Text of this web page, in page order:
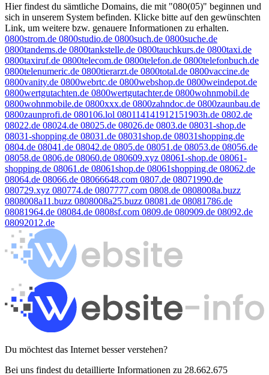
Hier findest du sämtliche Domains, die mit "080(05)" beginnen und
sich in unserem System befinden. Klicke bitte auf den gewünschten
Link, um weitere bzw. genauere Informationen zu erhalten.
0800strom.de 0800studio.de 0800such.de 0800suche.de
0800tandems.de 0800tankstelle.de 0800tauchkurs.de 0800taxi.de
0800taxiruf.de 0800telecom.de 0800telefon.de 0800telefonbuch.de
0800telenumeric.de 0800tierarzt.de 0800total.de 0800vaccine.de
0800vanity.de 0800webrtc.de 0800webshop.de 0800weindepot.de
0800wertgutachten.de 0800wertgutachter.de 0800wohnmobil.de
0800wohnmobile.de 0800xxx.de 0800zahndoc.de 0800zaunbau.de
0800zaunprofi.de 080106.lol 080114141912151903h.de 0802.de
08022.de 08024.de 08025.de 08026.de 0803.de 08031-shop.de
08031-shopping.de 08031.de 08031shop.de 08031shopping.de
0804.de 08041.de 08042.de 0805.de 08051.de 08053.de 08056.de
08058.de 0806.de 08060.de 080609.xyz 08061-shop.de 08061-
shopping.de 08061.de 08061shop.de 08061shopping.de 08062.de
08064.de 08066.de 08066648.com 0807.de 08071990.de
080729.xyz 080774.de 0807777.com 0808.de 0808008a.buzz
0808008a11.buzz 0808008a25.buzz 08081.de 08081786.de
08081964.de 08084.de 0808sf.com 0809.de 080909.de 08092.de
08092012.de
Du möchtest das Internet besser verstehen?
Bei uns findest du detaillierte Informationen zu 28.662.675